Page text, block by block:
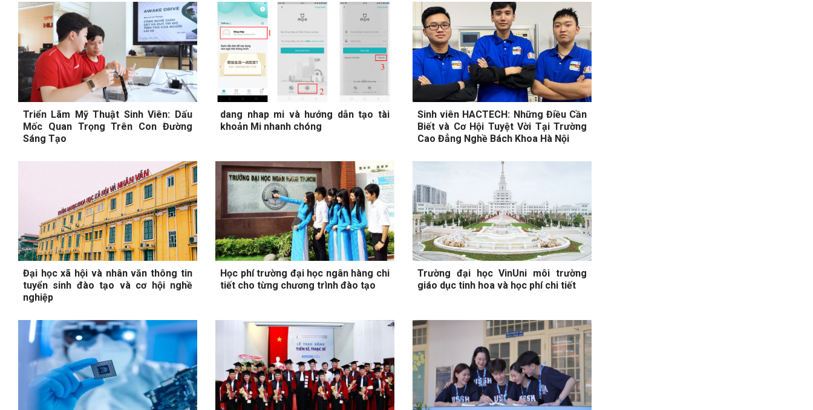
Triển Lãm Mỹ Thuật Sinh Viên: Dấu
Mốc Quan Trọng Trên Con Đường
Sáng Tạo
dang nhap mi và hướng dẫn tạo tài
khoản Mi nhanh chóng
Sinh viên HACTECH: Những Điều Cần
Biết và Cơ Hội Tuyệt Vời Tại Trường
Cao Đẳng Nghề Bách Khoa Hà Nội
Đại học xã hội và nhân văn thông tin
tuyển sinh đào tạo và cơ hội nghề
nghiệp
Học phí trường đại học ngân hàng chi
tiết cho từng chương trình đào tạo
Trường đại học VinUni môi trường
giáo dục tinh hoa và học phí chi tiết